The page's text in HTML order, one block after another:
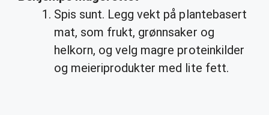
Spis sunt. Legg vekt på plantebasert
mat, som frukt, grønnsaker og
helkorn, og velg magre proteinkilder
og meieriprodukter med lite fett.